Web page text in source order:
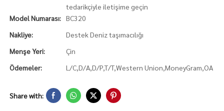
tedarikçiyle iletişime geçin
Model Numarası: BC320
Nakliye:
Destek Deniz taşımacılığı
Menşe Yeri:
Çin
Ödemeler:
L/C,D/A,D/P,T/T,Western Union,MoneyGram,OA
Share with: